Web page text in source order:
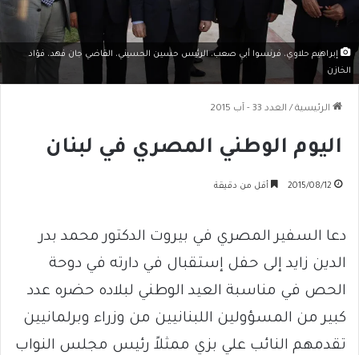
إبراهيم حلاوي، فرنسوا أبي صعب، الرئيس حسين الحسيني، القاضي جان فهد، فؤاد
الخازن
الرئيسية / العدد 33 - آب 2015
اليوم الوطني المصري في لبنان
2015/08/12 أقل من دقيقة
دعا السفير المصري في بيروت الدكتور محمد بدر
الدين زايد إلى حفل إستقبال في دارته في دوحة
الحص في مناسبة العيد الوطني لبلاده حضره عدد
كبير من المسؤولين اللبنانيين من وزراء وبرلمانيين
تقدمهم النائب علي بزي ممثلاً رئيس مجلس النواب